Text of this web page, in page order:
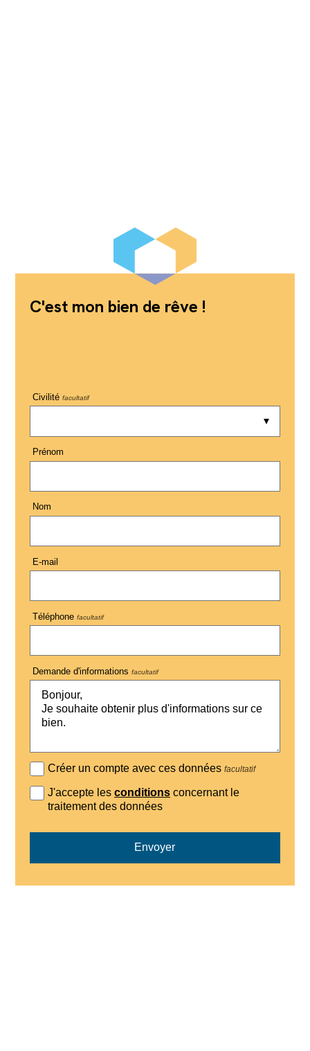
C'est mon bien de rêve !
Civilité facultatif
Prénom
Nom
E-mail
Téléphone facultatif
Demande d'informations facultatif
Créer un compte avec ces donnéesfacultatif
J'accepte lesconditions concernant le
traitement des données
Envoyer